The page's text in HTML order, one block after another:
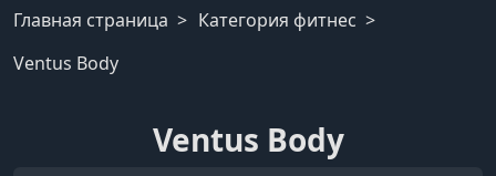
Главная страница
Категория фитнес
Ventus Body
Ventus Body